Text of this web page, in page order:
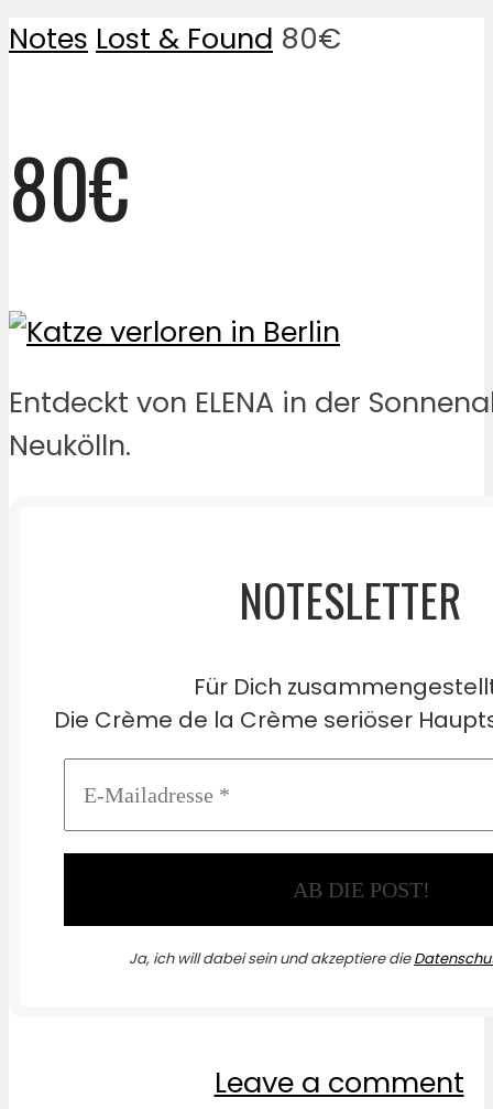
Notes Lost & Found 80€
80€
Entdeckt von ELENA in der
Neukölln.
NOTESLETTER
Für Dich
Die Crème de la Crème seriöser
Ja, ich will dabei sein und akzeptiere die
Leave a comment